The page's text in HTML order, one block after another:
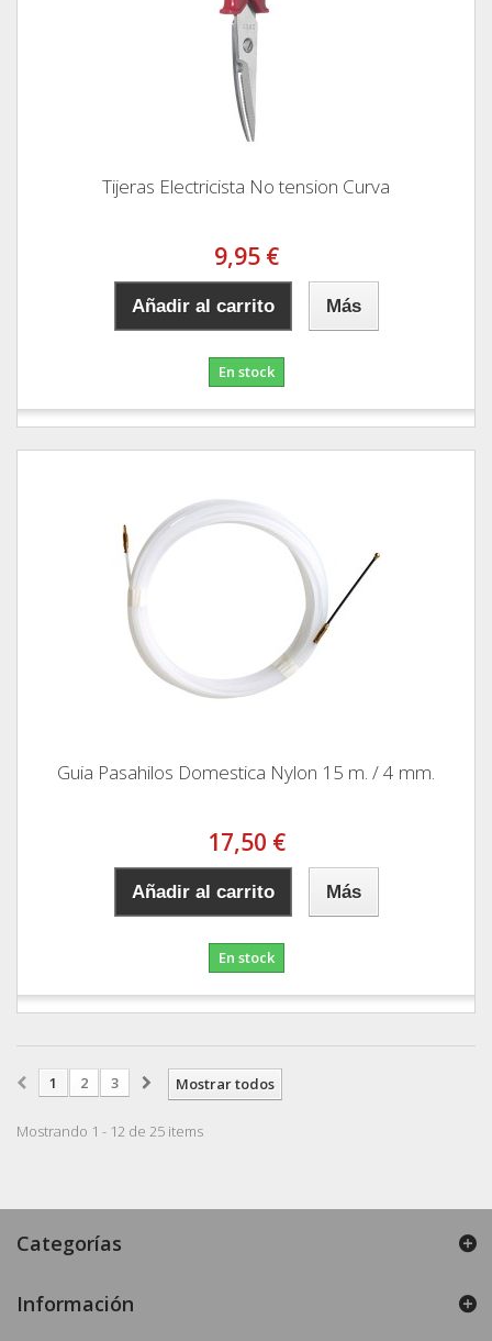
Tijeras Electricista No tension Curva
9,95 €
Añadir al carrito Más
En stock
Guia Pasahilos Domestica Nylon 15 m. / 4 mm.
17,50 €
Añadir al carrito Más
En stock
Mostrar todos
1 2 3
Mostrando 1 - 12 de 25 items
Categorías
Información